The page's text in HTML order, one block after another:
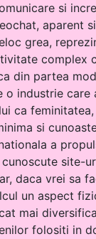
si
aparent
grea,
complex
din partea
o industrie care
ca
si
a
site-
daca vrei sa
un aspect
mai
folositi in